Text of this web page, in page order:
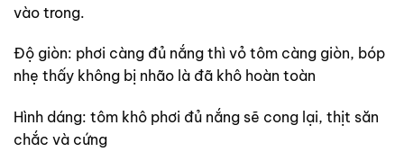
vào trong.
Độ giòn: phơi càng đủ nắng thì vỏ tôm càng giòn, bóp
nhẹ thấy không bị nhão là đã khô hoàn toàn
Hình dáng: tôm khô phơi đủ nắng sẽ cong lại, thịt săn
chắc và cứng